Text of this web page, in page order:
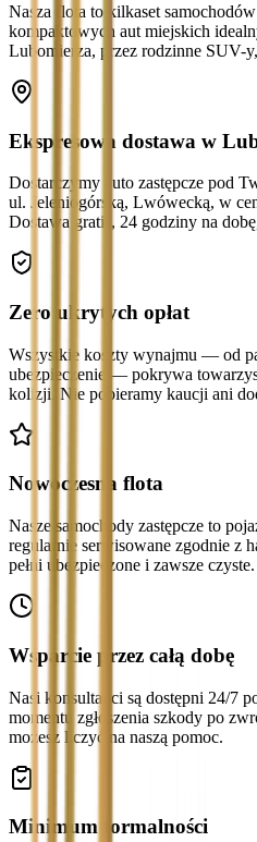
Nasza flota to kilkaset
kompaktowych aut miejskich
Lubomierza, przez rodzinne SUV-
Ekspresowa dostawa w
Dostarczymy auto zastępcze pod
ul. Jeleniogórską, Lwówecką, w
Dostawa gratis, 24 godziny na
Zero ukrytych opłat
Wszystkie koszty wynajmu — od
ubezpieczenie — pokrywa
kolizji. Nie pobieramy kaucji ani
Nowoczesna flota
Nasze samochody zastępcze to
regularnie serwisowane zgodnie z
pełni ubezpieczone i zawsze czyste.
Wsparcie przez całą dobę
Nasi konsultanci są dostępni 24/7
momentu zgłoszenia szkody po
możesz liczyć na naszą pomoc.
Minimum formalności